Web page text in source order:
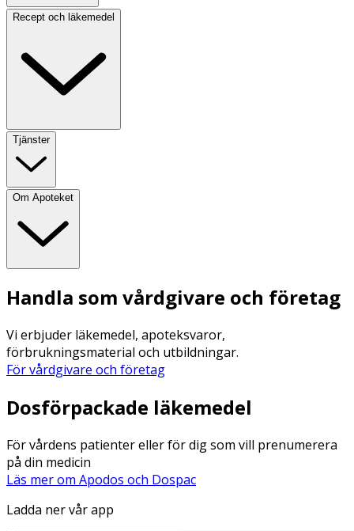
Recept och läkemedel
Tjänster
Om Apoteket
Handla som vårdgivare och företag
Vi erbjuder läkemedel, apoteksvaror,
förbrukningsmaterial och utbildningar.
För vårdgivare och företag
Dosförpackade läkemedel
För vårdens patienter eller för dig som vill prenumerera
på din medicin
Läs mer om Apodos och Dospac
Ladda ner vår app